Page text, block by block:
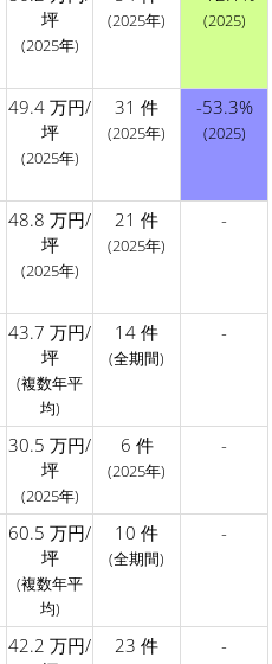
坪
(2025年)
(2025年) (2025)
49.4 万円/
坪
(2025年)
31 件
(2025年)
-53.3%
(2025)
48.8 万円/
坪
(2025年)
21 件
(2025年)
-
43.7 万円/
坪
(複数年平
均)
14 件
(全期間)
-
30.5 万円/
坪
(2025年)
6 件
(2025年)
-
60.5 万円/
坪
(複数年平
均)
10 件
(全期間)
-
42.2 万円/
23 件 -